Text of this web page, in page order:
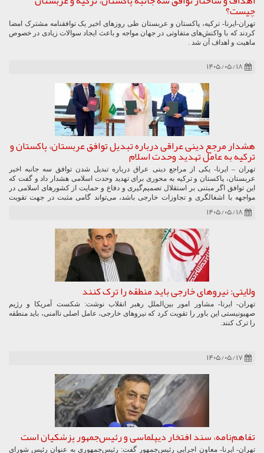
چیست؟
تهران-ایرنا- ترکیه، پاکستان و عربستان طی روزهای اخیر یک توافقنامه مشترک امضا
کردند که با واکنش‌های متفاوتی در جهان مواجه و باعث ایجاد سوالات زیادی در خصوص
ماهیت و اهداف آن شد .
۱۴۰۵/۰۵/۱۸
هشدار مرجع دینی عراقی درباره تبدیل توافق عربستان، پاکستان و
ترکیه به عامل تهدید وحدت اسلام
تهران – ایرنا- یکی از مراجع دینی عراق درباره تبدیل شدن توافق سه جانبه اخیر
عربستان، پاکستان و ترکیه به محوری برای تهدید وحدت اسلامی هشدار داد و گفت که
این توافق اگر مبتنی بر استقلال تصمیم‌گیری و دفاع و حمایت از کشورهای اسلامی در
مواجهه با اشغالگری و تجاوزات خارجی باشد، می‌تواند گامی مثبت در جهت تقویت
استقلال تصمیم‌گیری اسلامی به شمار رود.
۱۴۰۵/۰۵/۱۸
ولایتی: نیروهای خارجی باید منطقه را ترک کنند
تهران- ایرنا- مشاور امور بین‌الملل رهبر انقلاب نوشت: شکست آمریکا و رژیم
صهیونیستی این باور را تقویت کرد که نیروهای خارجی، عامل اصلی ناامنی، باید منطقه
را ترک کنند.
۱۴۰۵/۰۵/۱۷
تفاهم‌نامه، سند افتخار دیپلماسی و رئیس‌جمهور پزشکیان است
تهران- ایرنا- معاون اجرایی رئیس‌جمهور گفت: رئیس‌جمهوری به عنوان رئیس شورای